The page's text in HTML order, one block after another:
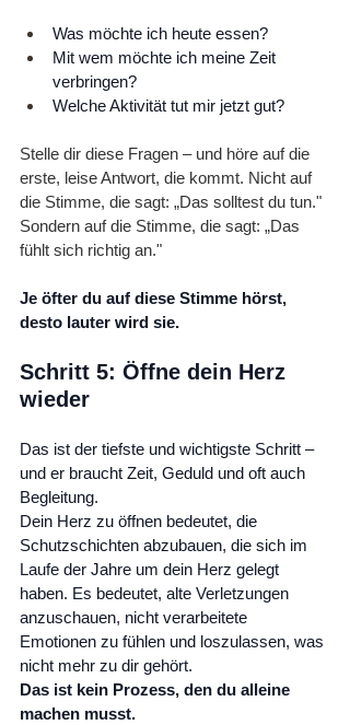
Was möchte ich heute essen?
Mit wem möchte ich meine Zeit
verbringen?
Welche Aktivität tut mir jetzt gut?
Stelle dir diese Fragen – und höre auf die
erste, leise Antwort, die kommt. Nicht auf
die Stimme, die sagt: „Das solltest du tun."
Sondern auf die Stimme, die sagt: „Das
fühlt sich richtig an."
Je öfter du auf diese Stimme hörst,
desto lauter wird sie.
Schritt 5: Öffne dein Herz
wieder
Das ist der tiefste und wichtigste Schritt –
und er braucht Zeit, Geduld und oft auch
Begleitung.
Dein Herz zu öffnen bedeutet, die
Schutzschichten abzubauen, die sich im
Laufe der Jahre um dein Herz gelegt
haben. Es bedeutet, alte Verletzungen
anzuschauen, nicht verarbeitete
Emotionen zu fühlen und loszulassen, was
nicht mehr zu dir gehört.
Das ist kein Prozess, den du alleine
machen musst.